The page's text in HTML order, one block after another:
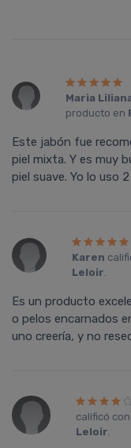
Maria
producto en
Este jabón fue
piel mixta. Y es muy
piel suave. Yo lo uso
Karen
Leloir.
Es un producto
o pelos encarnados
uno creería, y no
calificó
Leloir.